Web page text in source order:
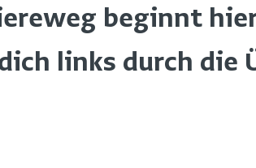
beginnt
links durch die